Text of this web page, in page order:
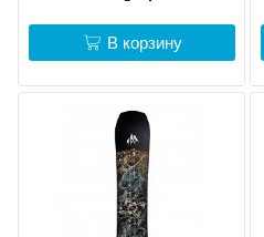
В корзину